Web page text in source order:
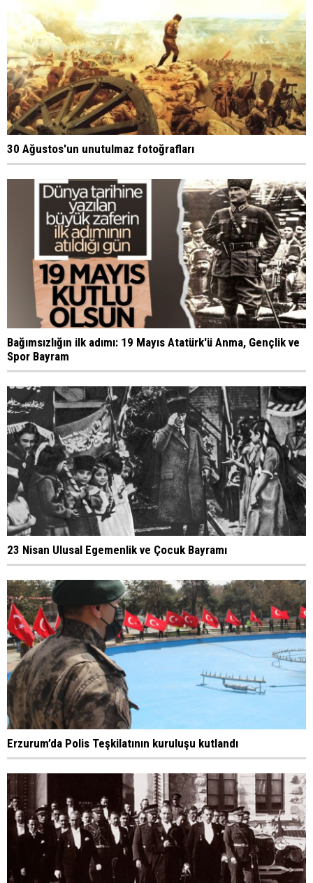
30 Ağustos'un unutulmaz fotoğrafları
Bağımsızlığın ilk adımı: 19 Mayıs Atatürk'ü Anma, Gençlik ve
Spor Bayram
23 Nisan Ulusal Egemenlik ve Çocuk Bayramı
Erzurum’da Polis Teşkilatının kuruluşu kutlandı